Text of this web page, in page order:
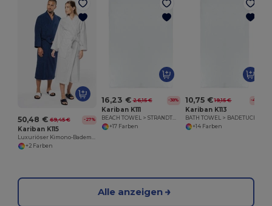
50,48 € 69,45 € -27%
Kariban K115
+2 Farben
16,23 € 26,15 € -38%
Kariban K111
+17 Farben
10,75 € 19,15 € -44%
Kariban K113
BATH TOWEL > BADETUCH
+14 Farben
Alle anzeigen